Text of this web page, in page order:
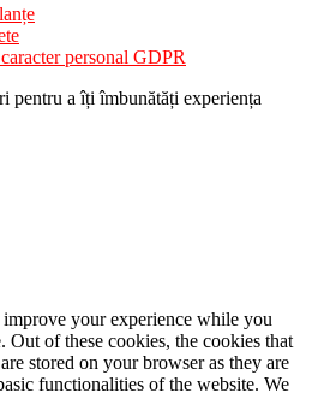
personal GDPR
pentru a îți îmbunătăți experiența
your experience while you
Out of these cookies, the cookies that
stored on your browser as they are
functionalities of the website. We